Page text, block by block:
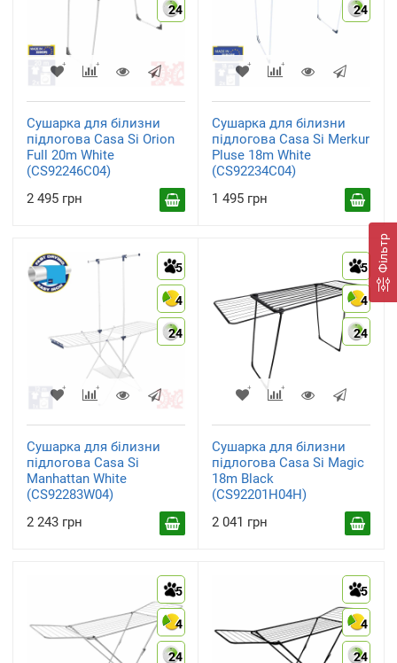
Фільтр
24
Сушарка для білизни
підлогова Casa Si Orion
Full 20m White
(CS92246C04)
2 495 грн
24
Сушарка для білизни
підлогова Casa Si Merkur
Pluse 18m White
(CS92234C04)
1 495 грн
5
4
24
Сушарка для білизни
підлогова Casa Si
Manhattan White
(CS92283W04)
2 243 грн
5
4
24
Сушарка для білизни
підлогова Casa Si Magic
18m Black
(CS92201H04H)
2 041 грн
5
4
24
5
4
24